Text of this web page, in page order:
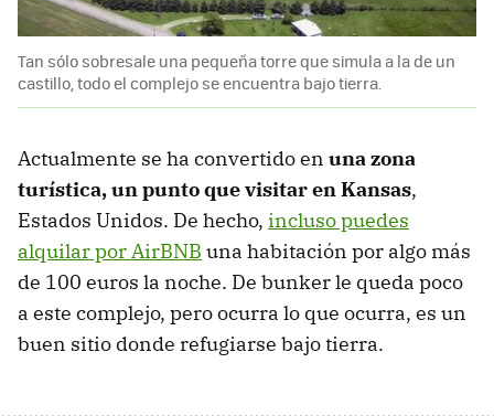
Tan sólo sobresale una pequeña torre que simula a la de un
castillo, todo el complejo se encuentra bajo tierra.
Actualmente se ha convertido en una zona
turística, un punto que visitar en Kansas,
Estados Unidos. De hecho, incluso puedes
alquilar por AirBNB una habitación por algo más
de 100 euros la noche. De bunker le queda poco
a este complejo, pero ocurra lo que ocurra, es un
buen sitio donde refugiarse bajo tierra.